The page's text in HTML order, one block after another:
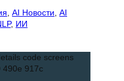
AI Новости AI
, ИИ